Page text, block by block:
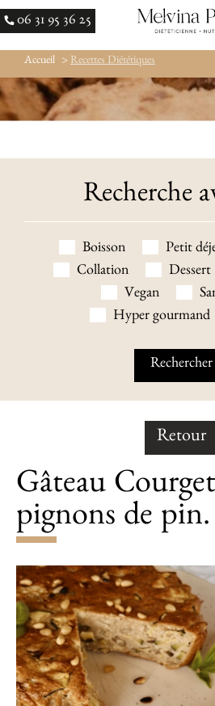
06 31 95 36 25
Accueil > Recettes Diététiques
Recherche
Boisson Petit
Collation
Dessert
Vegan
Hyper gourmand
Retour
Gâteau
pignons de pin.